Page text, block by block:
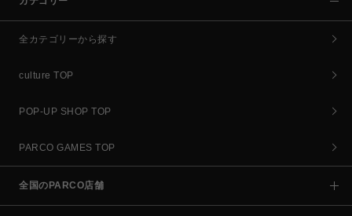
全カテゴリーから探す
culture TOP
POP-UP SHOP TOP
PARCO GAMES TOP
全国のPARCO店舗